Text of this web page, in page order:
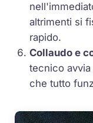
altrimenti si
rapido.
Collaudo e
tecnico
che tutto